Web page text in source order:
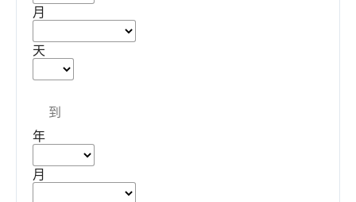
月
天
到
年
月